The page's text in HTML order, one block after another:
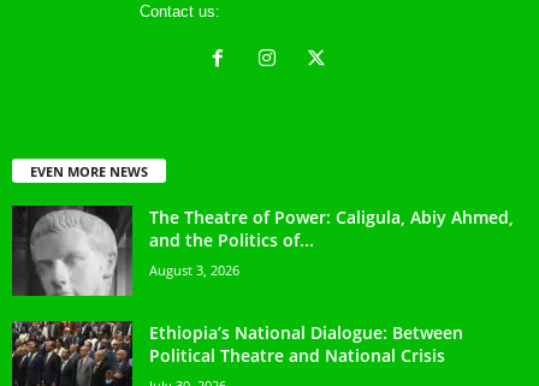
Contact us:
EVEN MORE NEWS
The Theatre of Power: Caligula, Abiy Ahmed,
and the Politics of...
August 3, 2026
Ethiopia’s National Dialogue: Between
Political Theatre and National Crisis